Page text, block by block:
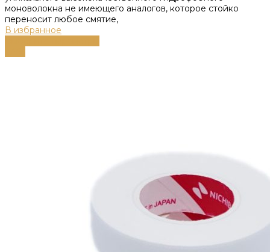
моноволокна не имеющего аналогов, которое стойко
переносит любое смятие,
В избранное